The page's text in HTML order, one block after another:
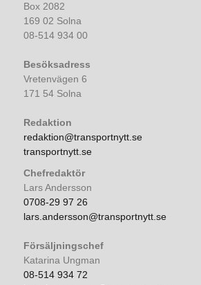
Box 2082
169 02 Solna
08-514 934 00
Besöksadress
Vretenvägen 6
171 54 Solna
Redaktion
redaktion@transportnytt.se
transportnytt.se
Chefredaktör
Lars Andersson
0708-29 97 26
lars.andersson@transportnytt.se
Försäljningschef
Katarina Ungman
08-514 934 72